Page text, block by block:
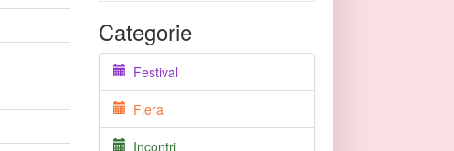
Categorie
Festival
Fiera
Incontri